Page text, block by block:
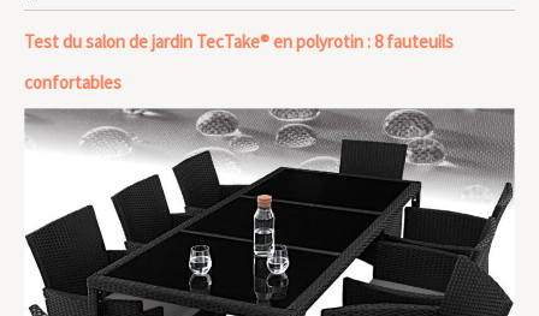
Test du salon de jardin TecTake® en polyrotin : 8 fauteuils
confortables